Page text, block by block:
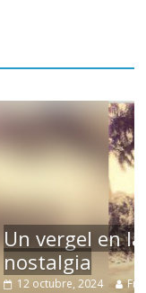
la
0